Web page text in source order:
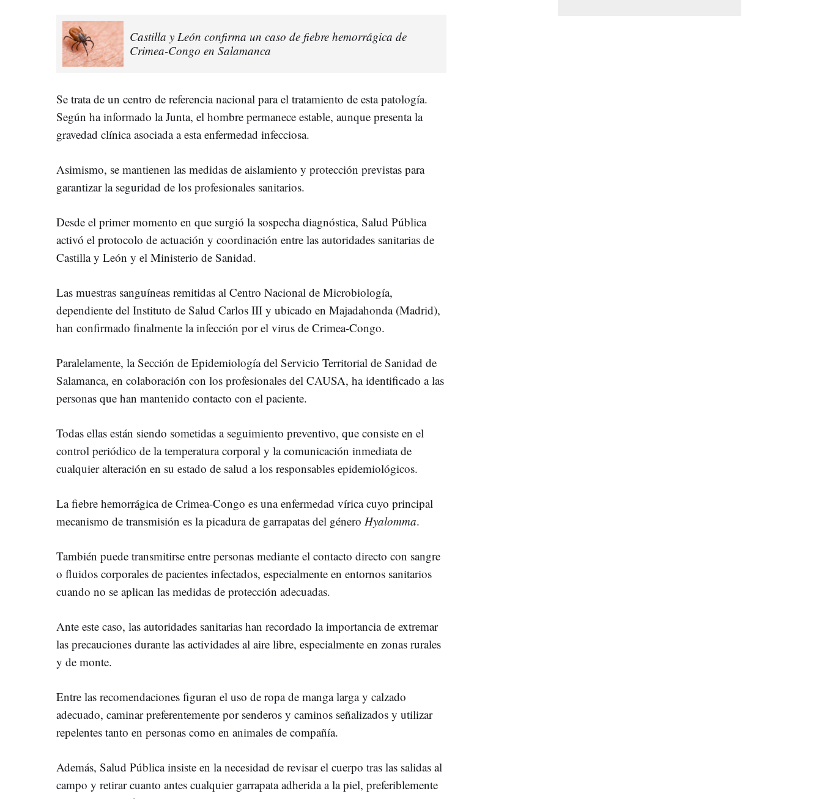
Castilla y León confirma un caso de fiebre hemorrágica de
Crimea-Congo en Salamanca
Se trata de un centro de referencia nacional para el tratamiento de esta patología.
Según ha informado la Junta, el hombre permanece estable, aunque presenta la
gravedad clínica asociada a esta enfermedad infecciosa.
Asimismo, se mantienen las medidas de aislamiento y protección previstas para
garantizar la seguridad de los profesionales sanitarios.
Desde el primer momento en que surgió la sospecha diagnóstica, Salud Pública
activó el protocolo de actuación y coordinación entre las autoridades sanitarias de
Castilla y León y el Ministerio de Sanidad.
Las muestras sanguíneas remitidas al Centro Nacional de Microbiología,
dependiente del Instituto de Salud Carlos III y ubicado en Majadahonda (Madrid),
han confirmado finalmente la infección por el virus de Crimea-Congo.
Paralelamente, la Sección de Epidemiología del Servicio Territorial de Sanidad de
Salamanca, en colaboración con los profesionales del CAUSA, ha identificado a las
personas que han mantenido contacto con el paciente.
Todas ellas están siendo sometidas a seguimiento preventivo, que consiste en el
control periódico de la temperatura corporal y la comunicación inmediata de
cualquier alteración en su estado de salud a los responsables epidemiológicos.
La fiebre hemorrágica de Crimea-Congo es una enfermedad vírica cuyo principal
mecanismo de transmisión es la picadura de garrapatas del género Hyalomma.
También puede transmitirse entre personas mediante el contacto directo con sangre
o fluidos corporales de pacientes infectados, especialmente en entornos sanitarios
cuando no se aplican las medidas de protección adecuadas.
Ante este caso, las autoridades sanitarias han recordado la importancia de extremar
las precauciones durante las actividades al aire libre, especialmente en zonas rurales
y de monte.
Entre las recomendaciones figuran el uso de ropa de manga larga y calzado
adecuado, caminar preferentemente por senderos y caminos señalizados y utilizar
repelentes tanto en personas como en animales de compañía.
Además, Salud Pública insiste en la necesidad de revisar el cuerpo tras las salidas al
campo y retirar cuanto antes cualquier garrapata adherida a la piel, preferiblemente